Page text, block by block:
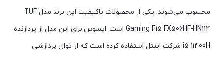
محسوب می‌شوند. یکی از محصولات باکیفیت این برند مدل TUF
Gaming F15 FX506HF-HN114 است. ایسوس برای این مدل از پردازنده
i5 11400H شرکت اینتل استفاده کرده است که از توان پردازشی